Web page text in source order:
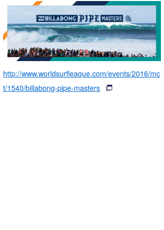
http://www.worldsurfleague.com/events/2016/mc
t/1540/billabong-pipe-masters